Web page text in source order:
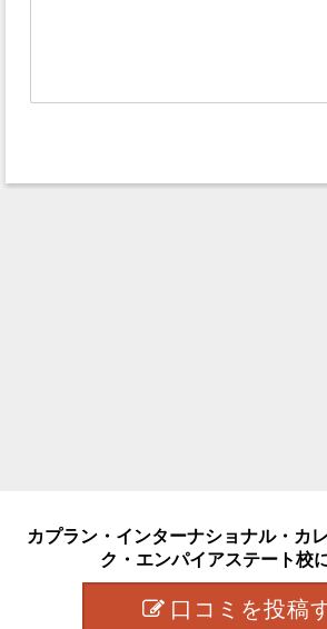
カプラン・インターナショナル・カ
ク・エンパイアステート校
口コミを投稿